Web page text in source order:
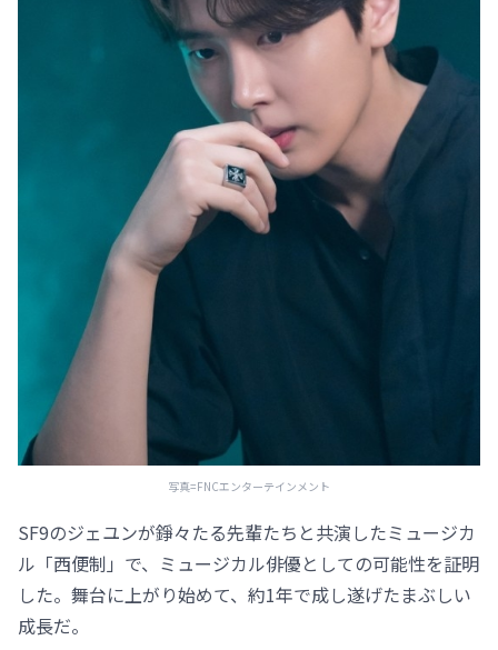
写真=FNCエンターテインメント
SF9のジェユンが錚々たる先輩たちと共演したミュージカ
ル「西便制」で、ミュージカル俳優としての可能性を証明
した。舞台に上がり始めて、約1年で成し遂げたまぶしい
成長だ。